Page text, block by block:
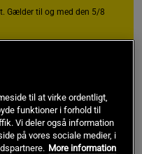
Gælder til og med den 5/8
og åndbare
der giver
til at virke ordentligt,
funktioner i forhold til
Vi deler også information
på vores sociale medier, i
More information